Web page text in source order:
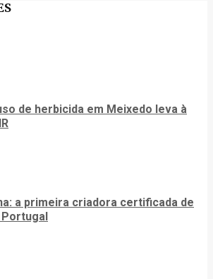
de herbicida em Meixedo leva à
a primeira criadora certificada de